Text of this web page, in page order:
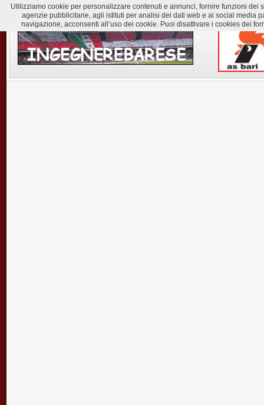
Utilizziamo cookie per personalizzare contenuti e annunci, fornire funzioni
agenzie pubblicitarie, agli istituti per analisi dei dati web e ai social media
navigazione, acconsenti all’uso dei cookie. Puoi disattivare i cookies dei